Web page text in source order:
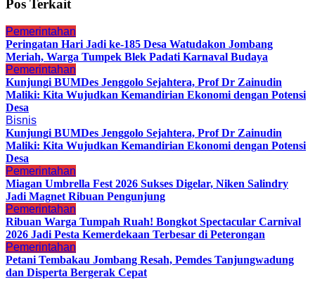
Pos Terkait
Pemerintahan
Peringatan Hari Jadi ke-185 Desa Watudakon Jombang
Meriah, Warga Tumpek Blek Padati Karnaval Budaya
Pemerintahan
Kunjungi BUMDes Jenggolo Sejahtera, Prof Dr Zainudin
Maliki: Kita Wujudkan Kemandirian Ekonomi dengan Potensi
Desa
Bisnis
Kunjungi BUMDes Jenggolo Sejahtera, Prof Dr Zainudin
Maliki: Kita Wujudkan Kemandirian Ekonomi dengan Potensi
Desa
Pemerintahan
Miagan Umbrella Fest 2026 Sukses Digelar, Niken Salindry
Jadi Magnet Ribuan Pengunjung
Pemerintahan
Ribuan Warga Tumpah Ruah! Bongkot Spectacular Carnival
2026 Jadi Pesta Kemerdekaan Terbesar di Peterongan
Pemerintahan
Petani Tembakau Jombang Resah, Pemdes Tanjungwadung
dan Disperta Bergerak Cepat